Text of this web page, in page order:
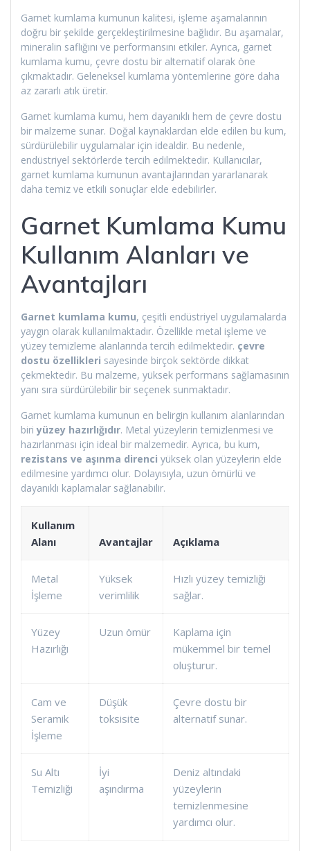
Garnet kumlama kumunun kalitesi, işleme aşamalarının
doğru bir şekilde gerçekleştirilmesine bağlıdır. Bu aşamalar,
mineralin saflığını ve performansını etkiler. Ayrıca, garnet
kumlama kumu, çevre dostu bir alternatif olarak öne
çıkmaktadır. Geleneksel kumlama yöntemlerine göre daha
az zararlı atık üretir.
Garnet kumlama kumu, hem dayanıklı hem de çevre dostu
bir malzeme sunar. Doğal kaynaklardan elde edilen bu kum,
sürdürülebilir uygulamalar için idealdir. Bu nedenle,
endüstriyel sektörlerde tercih edilmektedir. Kullanıcılar,
garnet kumlama kumunun avantajlarından yararlanarak
daha temiz ve etkili sonuçlar elde edebilirler.
Garnet Kumlama Kumu
Kullanım Alanları ve
Avantajları
Garnet kumlama kumu, çeşitli endüstriyel uygulamalarda
yaygın olarak kullanılmaktadır. Özellikle metal işleme ve
yüzey temizleme alanlarında tercih edilmektedir. çevre
dostu özellikleri sayesinde birçok sektörde dikkat
çekmektedir. Bu malzeme, yüksek performans sağlamasının
yanı sıra sürdürülebilir bir seçenek sunmaktadır.
Garnet kumlama kumunun en belirgin kullanım alanlarından
biriyüzey hazırlığıdır. Metal yüzeylerin temizlenmesi ve
hazırlanması için ideal bir malzemedir. Ayrıca, bu kum,
rezistans ve aşınma direnci yüksek olan yüzeylerin elde
edilmesine yardımcı olur. Dolayısıyla, uzun ömürlü ve
dayanıklı kaplamalar sağlanabilir.
Kullanım
Alanı
Avantajlar Açıklama
Metal
İşleme
Yüksek
verimlilik
Hızlı yüzey temizliği
sağlar.
Yüzey
Hazırlığı
Uzun ömür
Kaplama için
mükemmel bir temel
oluşturur.
Cam ve
Seramik
İşleme
Düşük
toksisite
Çevre dostu bir
alternatif sunar.
Su Altı
Temizliği
İyi
aşındırma
Deniz altındaki
yüzeylerin
temizlenmesine
yardımcı olur.